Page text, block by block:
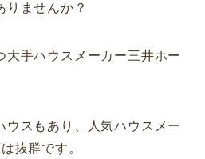
りませんか？
大手ハウスメーカー三井ホー
ウスもあり、人気ハウスメー
抜群です。